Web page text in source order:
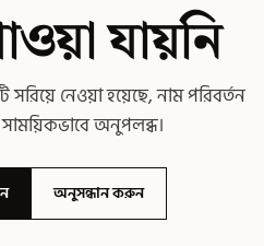
যায়নি
নেওয়া হয়েছে, নাম পরিবর্তন
অনুপলব্ধ।
অনুসন্ধান করুন